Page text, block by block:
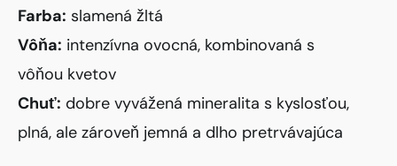
Farba: slamená žltá
Vôňa: intenzívna ovocná, kombinovaná s
vôňou kvetov
Chuť: dobre vyvážená mineralita s kyslosťou,
plná, ale zároveň jemná a dlho pretrvávajúca